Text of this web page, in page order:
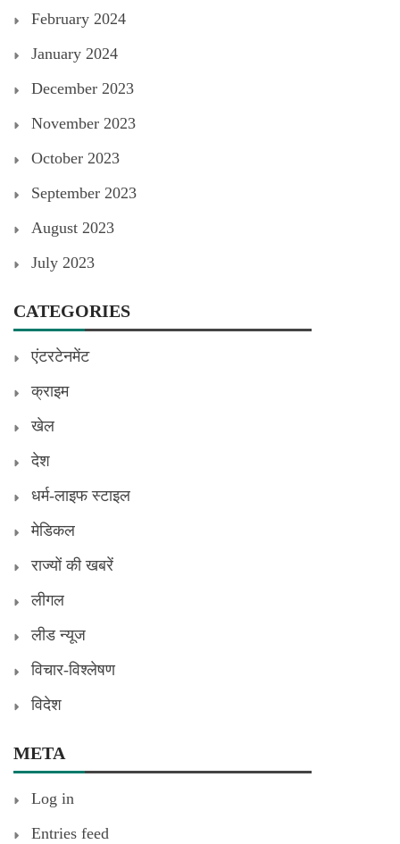
February 2024
January 2024
December 2023
November 2023
October 2023
September 2023
August 2023
July 2023
CATEGORIES
एंटरटेनमेंट
क्राइम
खेल
देश
धर्म-लाइफ स्टाइल
मेडिकल
राज्यों की खबरें
लीगल
लीड न्यूज
विचार-विश्लेषण
विदेश
META
Log in
Entries feed